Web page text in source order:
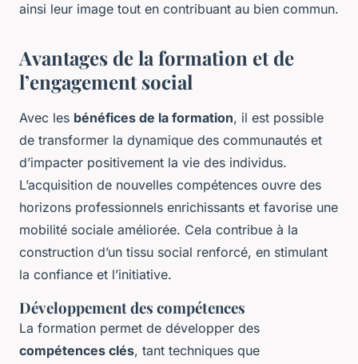
ainsi leur image tout en contribuant au bien commun.
Avantages de la formation et de
l’engagement social
Avec les bénéfices de la formation, il est possible
de transformer la dynamique des communautés et
d’impacter positivement la vie des individus.
L’acquisition de nouvelles compétences ouvre des
horizons professionnels enrichissants et favorise une
mobilité sociale améliorée. Cela contribue à la
construction d’un tissu social renforcé, en stimulant
la confiance et l’initiative.
Développement des compétences
La formation permet de développer des
compétences clés, tant techniques que